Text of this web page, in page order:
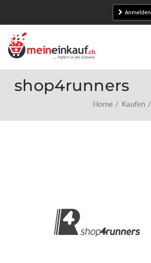
Anmelden
shop4runners
Home Kaufen